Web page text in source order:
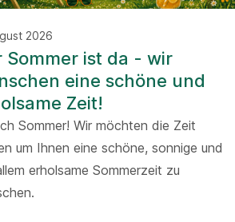
2026
Sommer ist da - wir
eine schöne und
Zeit!
Sommer! Wir möchten die Zeit
um Ihnen eine schöne, sonnige und
erholsame Sommerzeit zu